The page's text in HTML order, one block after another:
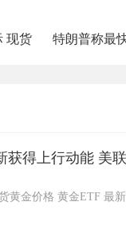
现货 特朗普称最
获得上行动能 美
黄金价格 黄金ETF 最